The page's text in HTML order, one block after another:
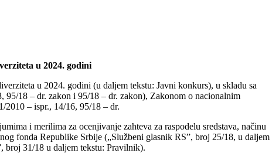
u 2024. godini
u 2024. godini (u daljem tekstu: Javni konkurs), u skladu sa
95/18 – dr. zakon i 95/18 – dr. zakon), Zakonom o nacionalnim
2010 – ispr., 14/16, 95/18 – dr.
i merilima za ocenjivanje zahteva za raspodelu sredstava, načinu
fonda Republike Srbije („Službeni glasnik RS”, broj 25/18, u daljem
broj 31/18 u daljem tekstu: Pravilnik).